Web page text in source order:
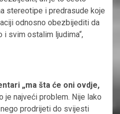
stereotipe i predrasude koje
odnosno obezbijediti da
i svim ostalim ljudima“,
„ma šta će oni ovdje,
je najveći problem. Nije lako
prodrijeti do svijesti